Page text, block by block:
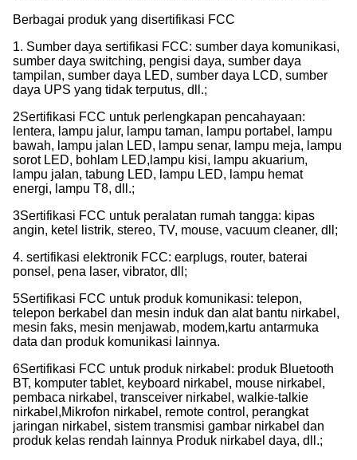
Berbagai produk yang disertifikasi FCC
1. Sumber daya sertifikasi FCC: sumber daya komunikasi,
sumber daya switching, pengisi daya, sumber daya
tampilan, sumber daya LED, sumber daya LCD, sumber
daya UPS yang tidak terputus, dll.;
2Sertifikasi FCC untuk perlengkapan pencahayaan:
lentera, lampu jalur, lampu taman, lampu portabel, lampu
bawah, lampu jalan LED, lampu senar, lampu meja, lampu
sorot LED, bohlam LED,lampu kisi, lampu akuarium,
lampu jalan, tabung LED, lampu LED, lampu hemat
energi, lampu T8, dll.;
3Sertifikasi FCC untuk peralatan rumah tangga: kipas
angin, ketel listrik, stereo, TV, mouse, vacuum cleaner, dll;
4. sertifikasi elektronik FCC: earplugs, router, baterai
ponsel, pena laser, vibrator, dll;
5Sertifikasi FCC untuk produk komunikasi: telepon,
telepon berkabel dan mesin induk dan alat bantu nirkabel,
mesin faks, mesin menjawab, modem,kartu antarmuka
data dan produk komunikasi lainnya.
6Sertifikasi FCC untuk produk nirkabel: produk Bluetooth
BT, komputer tablet, keyboard nirkabel, mouse nirkabel,
pembaca nirkabel, transceiver nirkabel, walkie-talkie
nirkabel,Mikrofon nirkabel, remote control, perangkat
jaringan nirkabel, sistem transmisi gambar nirkabel dan
produk kelas rendah lainnya Produk nirkabel daya, dll.;